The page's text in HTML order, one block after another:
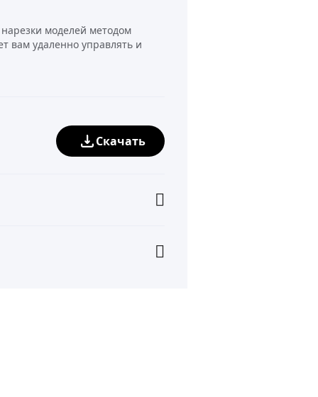
моделей методом
вам удаленно управлять и
Скачать